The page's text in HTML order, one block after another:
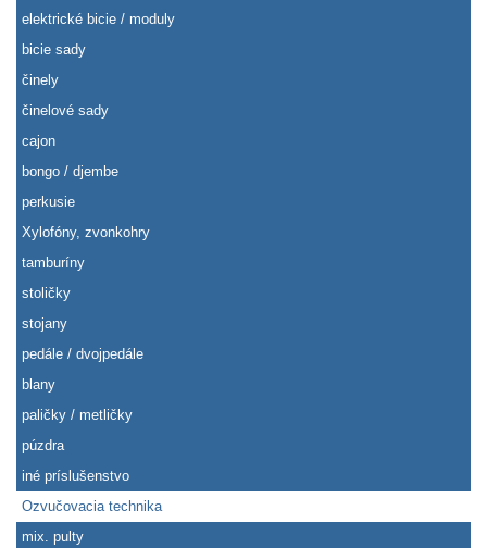
elektrické bicie / moduly
bicie sady
činely
činelové sady
cajon
bongo / djembe
perkusie
Xylofóny, zvonkohry
tamburíny
stoličky
stojany
pedále / dvojpedále
blany
paličky / metličky
púzdra
iné príslušenstvo
Ozvučovacia technika
mix. pulty